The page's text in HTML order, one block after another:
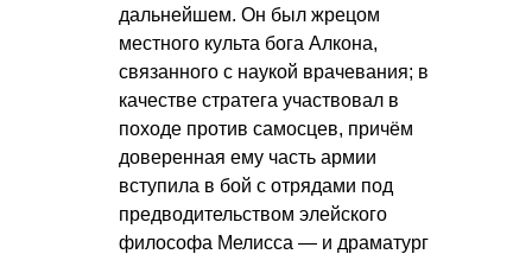
дальнейшем. Он был жрецом
местного культа бога Алкона,
связанного с наукой врачевания; в
качестве стратега участвовал в
походе против самосцев, причём
доверенная ему часть армии
вступила в бой с отрядами под
предводительством элейского
философа Мелисса — и драматург